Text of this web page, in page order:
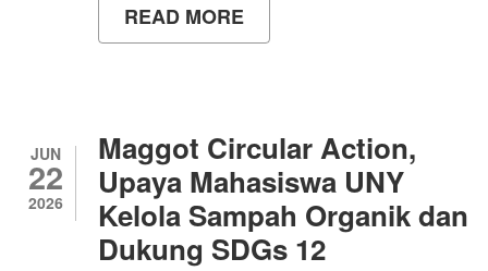
READ MORE
BEASISWA
MENJADI
MAHASISWA
BERPRESTASI
UNY
JUN
22
2026
Maggot Circular Action,
Upaya Mahasiswa UNY
Kelola Sampah Organik dan
Dukung SDGs 12